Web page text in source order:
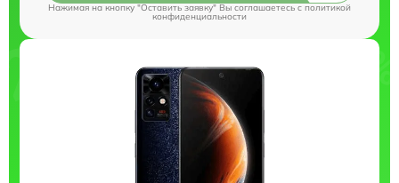
Нажимая на кнопку "Оставить заявку" Вы соглашаетесь cполитикой
конфиденциальности